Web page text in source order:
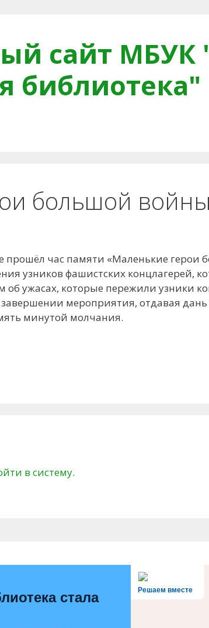
сайт МБУК
библиотека"
большой
прошёл час памяти «Маленькие
узников фашистских концлагерей,
об ужасах, которые пережили узники
мероприятия, отдавая
минутой молчания.
в систему.
Решаем вместе
стала